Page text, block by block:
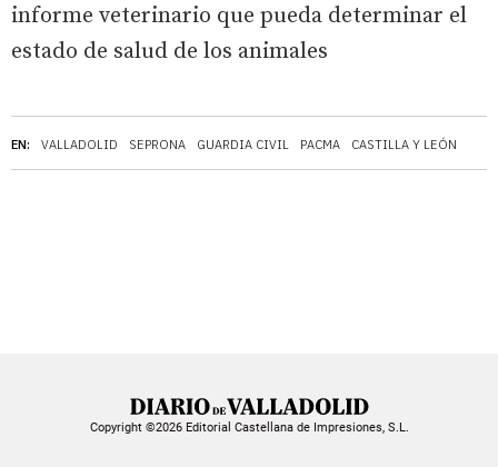
EN: VALLADOLID SEPRONA GUARDIA CIVIL PACMA CASTILLA Y LEÓN
informe veterinario que pueda determinar el
estado de salud de los animales
Copyright ©2026 Editorial Castellana de Impresiones, S.L.